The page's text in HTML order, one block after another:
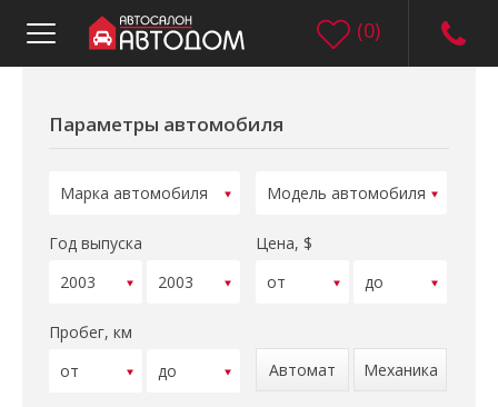
(0)
Параметры автомобиля
Год выпуска Цена, $
Пробег, км
Автомат
Механика